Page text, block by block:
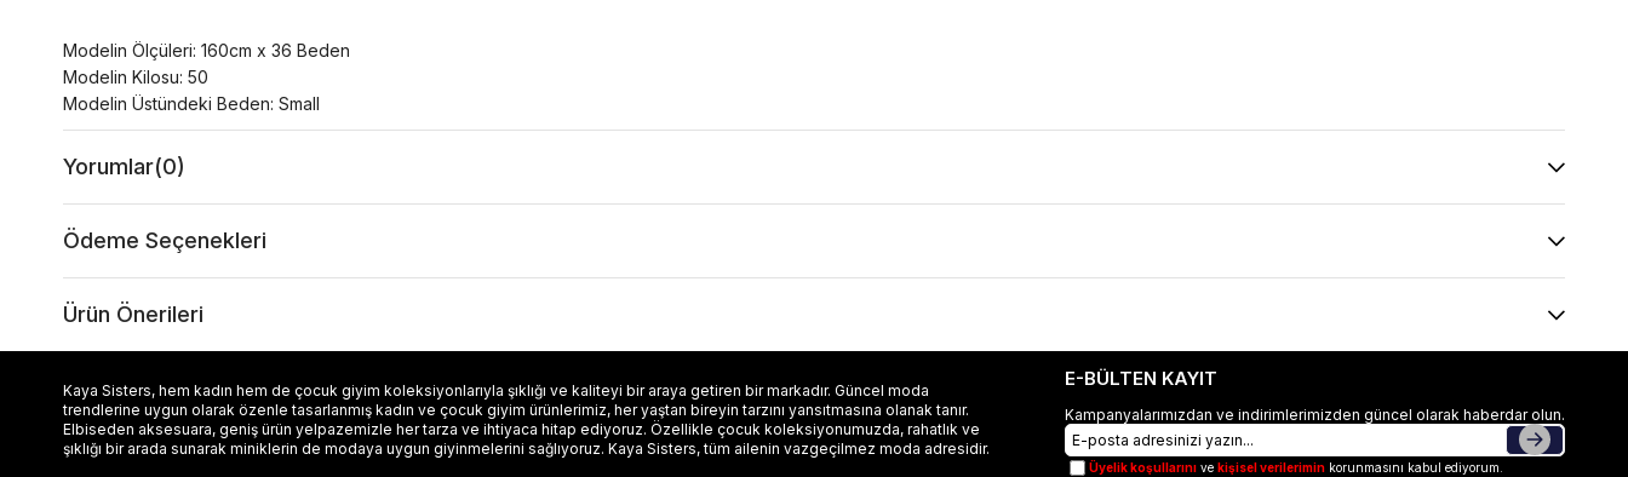
Modelin Ölçüleri: 160cm x 36 Beden
Modelin Kilosu: 50
Modelin Üstündeki Beden: Small
Yorumlar(0)
Ödeme Seçenekleri
Ürün Önerileri
Kaya Sisters, hem kadın hem de çocuk giyim koleksiyonlarıyla şıklığı ve kaliteyi bir araya getiren bir markadır. Güncel moda
trendlerine uygun olarak özenle tasarlanmış kadın ve çocuk giyim ürünlerimiz, her yaştan bireyin tarzını yansıtmasına olanak tanır.
Elbiseden aksesuara, geniş ürün yelpazemizle her tarza ve ihtiyaca hitap ediyoruz. Özellikle çocuk koleksiyonumuzda, rahatlık ve
şıklığı bir arada sunarak miniklerin de modaya uygun giyinmelerini sağlıyoruz. Kaya Sisters, tüm ailenin vazgeçilmez moda adresidir.
E-BÜLTEN KAYIT
Kampanyalarımızdan ve indirimlerimizden güncel olarak haberdar olun.
Üyelik koşullarınıve kişisel verileriminkorunmasını kabul ediyorum.